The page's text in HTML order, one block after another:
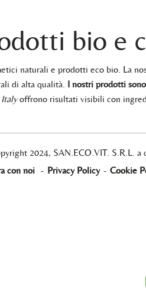
bio e
naturali e prodotti eco bio. La
di alta qualità. I nostri prodotti
offrono risultati visibili con
2024, SAN.ECO.VIT. S.R.L.
con noi - Privacy Policy - Cookie